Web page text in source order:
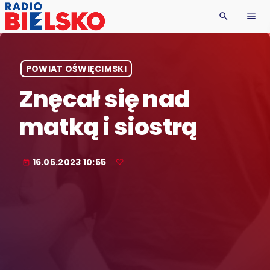
search menu
POWIAT OŚWIĘCIMSKI
Znęcał się nad
matką i siostrą
today 16.06.2023 10:55